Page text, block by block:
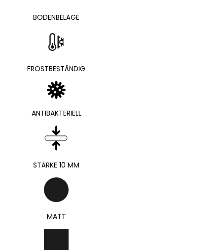
BODENBELÄGE
FROSTBESTÄNDIG
ANTIBAKTERIELL
STÄRKE 10 MM
MATT